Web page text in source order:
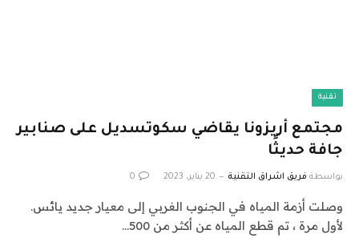
تقنية
مجتمع أريزونا يقاضي سكوتسديل على صنابير
جافة حديثًا
بواسطة فريق اشراق التقنية 20 يناير، 2023 0
وصلت أزمة المياه في الجنوب الغربي إلى معيار جديد يائس.
لأول مرة ، تم قطع المياه عن أكثر من 500…